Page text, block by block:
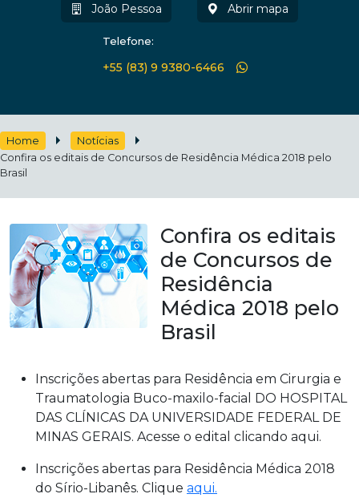
João Pessoa Abrir mapa
Telefone:
+55 (83) 9 9380-6466
Home
Notícias
Confira os editais de Concursos de Residência Médica 2018 pelo
Brasil
Confira os editais
de Concursos de
Residência
Médica 2018 pelo
Brasil
Inscrições abertas para Residência em Cirurgia e
Traumatologia Buco-maxilo-facial DO HOSPITAL
DAS CLÍNICAS DA UNIVERSIDADE FEDERAL DE
MINAS GERAIS. Acesse o edital clicando aqui.
Inscrições abertas para Residência Médica 2018
do Sírio-Libanês. Clique aqui.